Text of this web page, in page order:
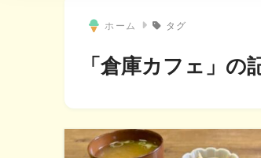
ホーム タグ
「倉庫カフェ」の